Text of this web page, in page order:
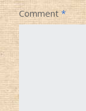
Comment*